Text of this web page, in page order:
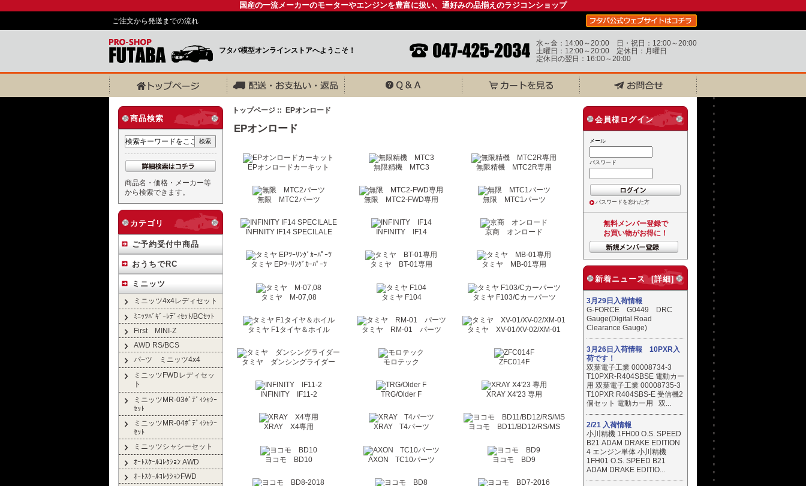
国産の一流メーカーのモーターやエンジンを豊富に扱い、通好みの品揃えのラジコンショップ
ご注文から発送までの流れ
フタバ模型オンラインストアへようこそ！
水～金：14:00～20:00 日・祝日：12:00～20:00
土曜日：12:00～20:00 定休日：月曜日
定休日の翌日：16:00～20:00
商品検索
商品名・価格・メーカー等
から検索できます。
カテゴリ
ご予約受付中商品
おうちでRC
ミニッツ
ミニッツ4x4レディセット
ﾐﾆｯﾂﾊﾞｷﾞｰﾚﾃﾞｨｾｯﾄ/BCｾｯﾄ
First MINI-Z
AWD RS/BCS
パ−ツ ミニッツ4x4
ミニッツFWDレディセッ
ト
ミニッツMR-03ﾎﾞﾃﾞｨｼｬｼｰ
ｾｯﾄ
ミニッツMR-04ﾎﾞﾃﾞｨｼｬｼｰ
ｾｯﾄ
ミニッツシャシーセット
ｵｰﾄｽｹｰﾙｺﾚｸｼｮﾝ AWD
ｵｰﾄｽｹｰﾙｺﾚｸｼｮﾝFWD
トップページ :: EPオンロード
EPオンロード
EPオンロードカーキット 無限精機 MTC3 無限精機 MTC2R専用
無限 MTC2パーツ 無限 MTC2-FWD専用 無限 MTC1パーツ
INFINITY IF14 SPECILALE INFINITY IF14 京商 オンロード
タミヤ EPﾂｰﾘﾝｸﾞｶｰﾊﾟｰﾂ タミヤ BT-01専用 タミヤ MB-01専用
タミヤ M-07,08 タミヤ F104 タミヤ F103/Cカーパーツ
タミヤ F1タイヤ＆ホイル タミヤ RM-01 パーツ タミヤ XV-01/XV-02/XM-01
タミヤ ダンシングライダー モロテック ZFC014F
INFINITY IF11-2 TRG/Older F XRAY X4'23 専用
XRAY X4専用 XRAY T4パーツ ヨコモ BD11/BD12/RS/MS
ヨコモ BD10 AXON TC10パーツ ヨコモ BD9
会員様ログイン
メール
パスワード
パスワードを忘れた方
無料メンバー登録で
お買い物がお得に！
新着ニュース [詳細]
3月29日入荷情報
G-FORCE G0449 DRC
Gauge(Digital Road
Clearance Gauge)
3月26日入荷情報 10PXR入
荷です！
双葉電子工業 00008734-3
T10PXR-R404SBSE 電動カー
用 双葉電子工業 00008735-3
T10PXR R404SBS-E 受信機2
個セット 電動カー用 双...
2/21 入荷情報
小川精機 1FH00 O.S. SPEED
B21 ADAM DRAKE EDITION
4 エンジン単体 小川精機
1FH01 O.S. SPEED B21
ADAM DRAKE EDITIO...